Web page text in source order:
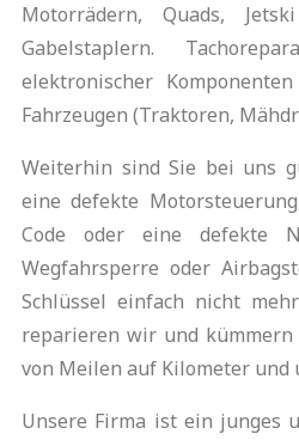
Motorrädern, Quads,
Gabelstaplern.
elektronischer
Fahrzeugen (Traktoren,
Weiterhin sind Sie bei uns
eine defekte
Code oder eine defekte
Wegfahrsperre oder
Schlüssel einfach nicht
reparieren wir und kümmern
von Meilen auf Kilometer und
Unsere Firma ist ein junges